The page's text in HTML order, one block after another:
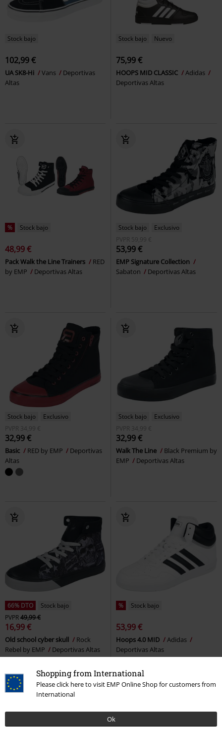
Shopping from International
Please click here to visit EMP Online Shop for customers from
International
Ok
Stock bajo
102,99 €
UA SK8-Hi Vans
Deportivas
Altas
Stock bajo Nuevo
75,99 €
HOOPS MID CLASSIC
Adidas
Deportivas Altas
% Stock bajo
48,99 €
Pack Walk the Line Trainers
RED
by EMP
Deportivas Altas
Stock bajo
Exclusivo
PVPR
59,99 €
53,99 €
EMP Signature Collection
Sabaton
Deportivas Altas
Stock bajo
Exclusivo
PVPR 34,99 €
32,99 €
Basic RED by EMP
Deportivas
Altas
Stock bajo
Exclusivo
PVPR 34,99 €
32,99 €
Walk The Line
Black Premium by
EMP
Deportivas Altas
66% DTO
Stock bajo
PVPR49,99 €
16,99 €
Old school cyber skull
Rock
Rebel by EMP
Deportivas Altas
% Stock bajo
53,99 €
Hoops 4.0 MID
Adidas
Deportivas Altas